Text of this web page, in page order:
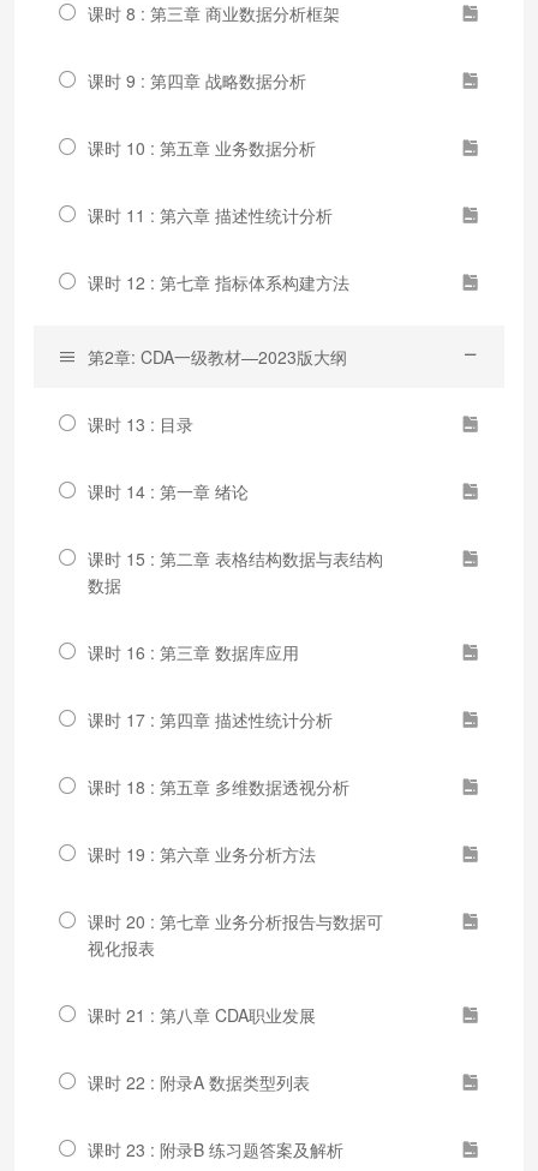
课时 8 : 第三章 商业数据分析框架
课时 9 : 第四章 战略数据分析
课时 10 : 第五章 业务数据分析
课时 11 : 第六章 描述性统计分析
课时 12 : 第七章 指标体系构建方法
第2章: CDA一级教材—2023版大纲
课时 13 : 目录
课时 14 : 第一章 绪论
课时 15 : 第二章 表格结构数据与表结构
数据
课时 16 : 第三章 数据库应用
课时 17 : 第四章 描述性统计分析
课时 18 : 第五章 多维数据透视分析
课时 19 : 第六章 业务分析方法
课时 20 : 第七章 业务分析报告与数据可
视化报表
课时 21 : 第八章 CDA职业发展
课时 22 : 附录A 数据类型列表
课时 23 : 附录B 练习题答案及解析